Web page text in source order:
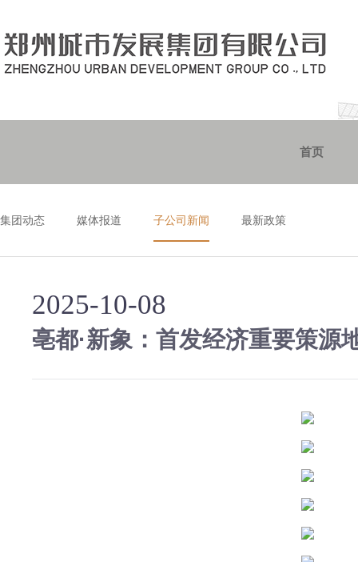
首页
集团动态 媒体报道 子公司新闻 最新政策
2025-10-08
亳都·新象：首发经济重要策源